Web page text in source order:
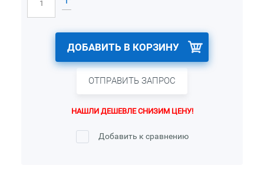
ДОБАВИТЬ В КОРЗИНУ
ОТПРАВИТЬ ЗАПРОС
НАШЛИ ДЕШЕВЛЕ СНИЗИМ ЦЕНУ!
Добавить к сравнению